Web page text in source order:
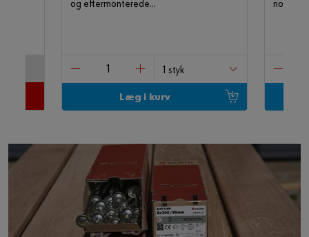
og eftermonterede
Læg i kurv